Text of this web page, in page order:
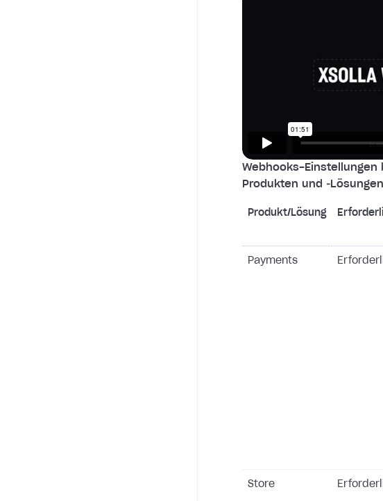
Webhooks-
Produkten und
Produkt/Lösung
Payments
Store